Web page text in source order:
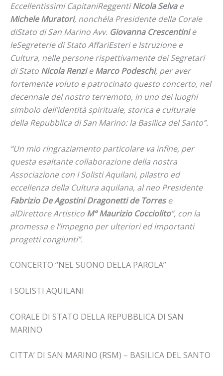
Eccellentissimi CapitaniReggentiNicola Selvae
Michele Muratori, nonchéla Presidente della Corale
diStato di San Marino Avv. Giovanna Crescentinie
leSegreterie di Stato AffariEsteri e Istruzione e
Cultura, nelle persone rispettivamente dei Segretari
di Stato Nicola RenzieMarco Podeschi, per aver
fortemente voluto e patrocinato questo concerto, nel
decennale del nostro terremoto, in uno dei luoghi
simbolo dell’identità spirituale, storica e culturale
della Repubblica di San Marino: la Basilica del Santo”.
“Un mio ringraziamento particolare va infine, per
questa esaltante collaborazione della nostra
Associazione con I Solisti Aquilani, pilastro ed
eccellenza della Cultura aquilana, al neo Presidente
Fabrizio De Agostini Dragonetti de Torrese
alDirettore Artistico M° Maurizio Cocciolito”, con la
promessa e l’impegno per ulteriori ed importanti
progetti congiunti”.
CONCERTO “NEL SUONO DELLA PAROLA”
I SOLISTI AQUILANI
CORALE DI STATO DELLA REPUBBLICA DI SAN
MARINO
CITTA’ DI SAN MARINO (RSM) – BASILICA DEL SANTO